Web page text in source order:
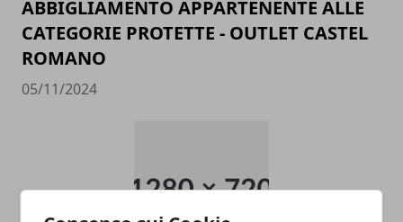
ABBIGLIAMENTO APPARTENENTE ALLE
CATEGORIE PROTETTE - OUTLET CASTEL
ROMANO
05/11/2024